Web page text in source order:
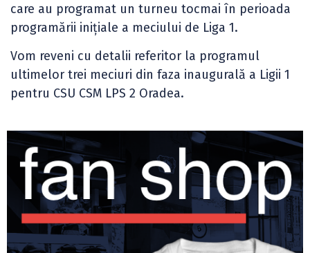
care au programat un turneu tocmai în perioada
programării inițiale a meciului de Liga 1.
Vom reveni cu detalii referitor la programul
ultimelor trei meciuri din faza inaugurală a Ligii 1
pentru CSU CSM LPS 2 Oradea.